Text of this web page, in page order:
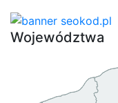
Województwa